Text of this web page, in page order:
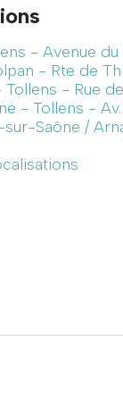
- Avenue du
- Rte de
Tollens - Rue
- Tollens -
Saône /